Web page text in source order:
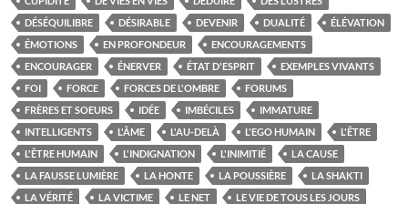
DÉSÉQUILIBRE
DÉSIRABLE DEVENIR DUALITÉ
ÉLÉVATION
ÉMOTIONS
EN PROFONDEUR
ENCOURAGEMENTS
ENCOURAGER
ÉNERVER ÉTAT D'ESPRIT
EXEMPLES VIVANTS
FOI
FORCE FORCES DE L'OMBRE
FORUMS
FRÈRES ET SOEURS
IDÉE IMBÉCILES
IMMATURE
INTELLIGENTS
L'ÂME L'AU-DELÀ L'EGO HUMAIN
L'ÊTRE
L'ÊTRE HUMAIN
L'INDIGNATION L'INIMITIÉ
LA CAUSE
LA FAUSSE LUMIÈRE
LA HONTE LA POUSSIÈRE
LA SHAKTI
LA VÉRITÉ
LA VICTIME LE NET
LE VIE DE TOUS LES JOURS